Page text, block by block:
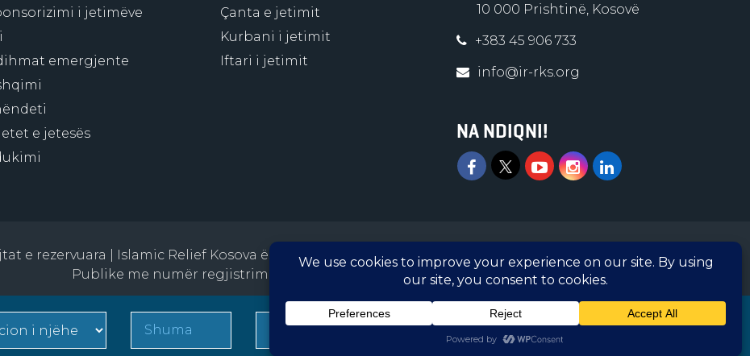
i jetimëve
emergjente
e jetesës
Çanta e jetimit
Kurbani i jetimit
Iftari i jetimit
10 000 Prishtinë, Kosovë
+383 45 906 733
info@ir-rks.org
NA NDIQNI!
e rezervuara | Islamic Relief Kosova është Organizatë e regjistruar në Ministrinë e Administratës
Publike me numër regjistrimi 5300005-3